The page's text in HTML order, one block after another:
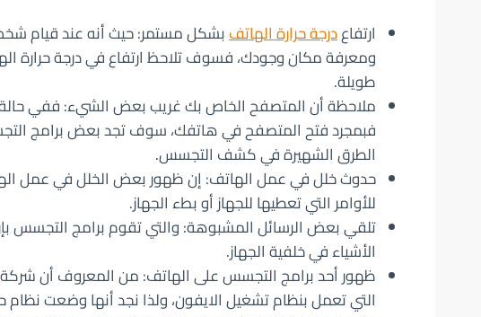
ارتفاعدرجة حرارة الهاتفبشكل مستمر: حيث أنه عند قيام
طويلة.
ملاحظة أن المتصفح الخاص بك غريب بعض الشيء: ففي حالة
فبمجرد فتح المتصفح في هاتفك، سوف تجد بعض برامج
الطرق الشهيرة في كشف التجسس.
حدوث خلل في عمل الهاتف: إن ظهور بعض الخلل في عمل
للأوامر التي تعطيها للجهاز أو بطء الجهاز.
تلقي بعض الرسائل المشبوهة: والتي تقوم برامج التجسس
الأشياء في خلفية الجهاز.
ظهور أحد برامج التجسس على الهاتف: من المعروف أن
التي تعمل بنظام تشغيل الايفون، ولذا نجد أنها وضعت